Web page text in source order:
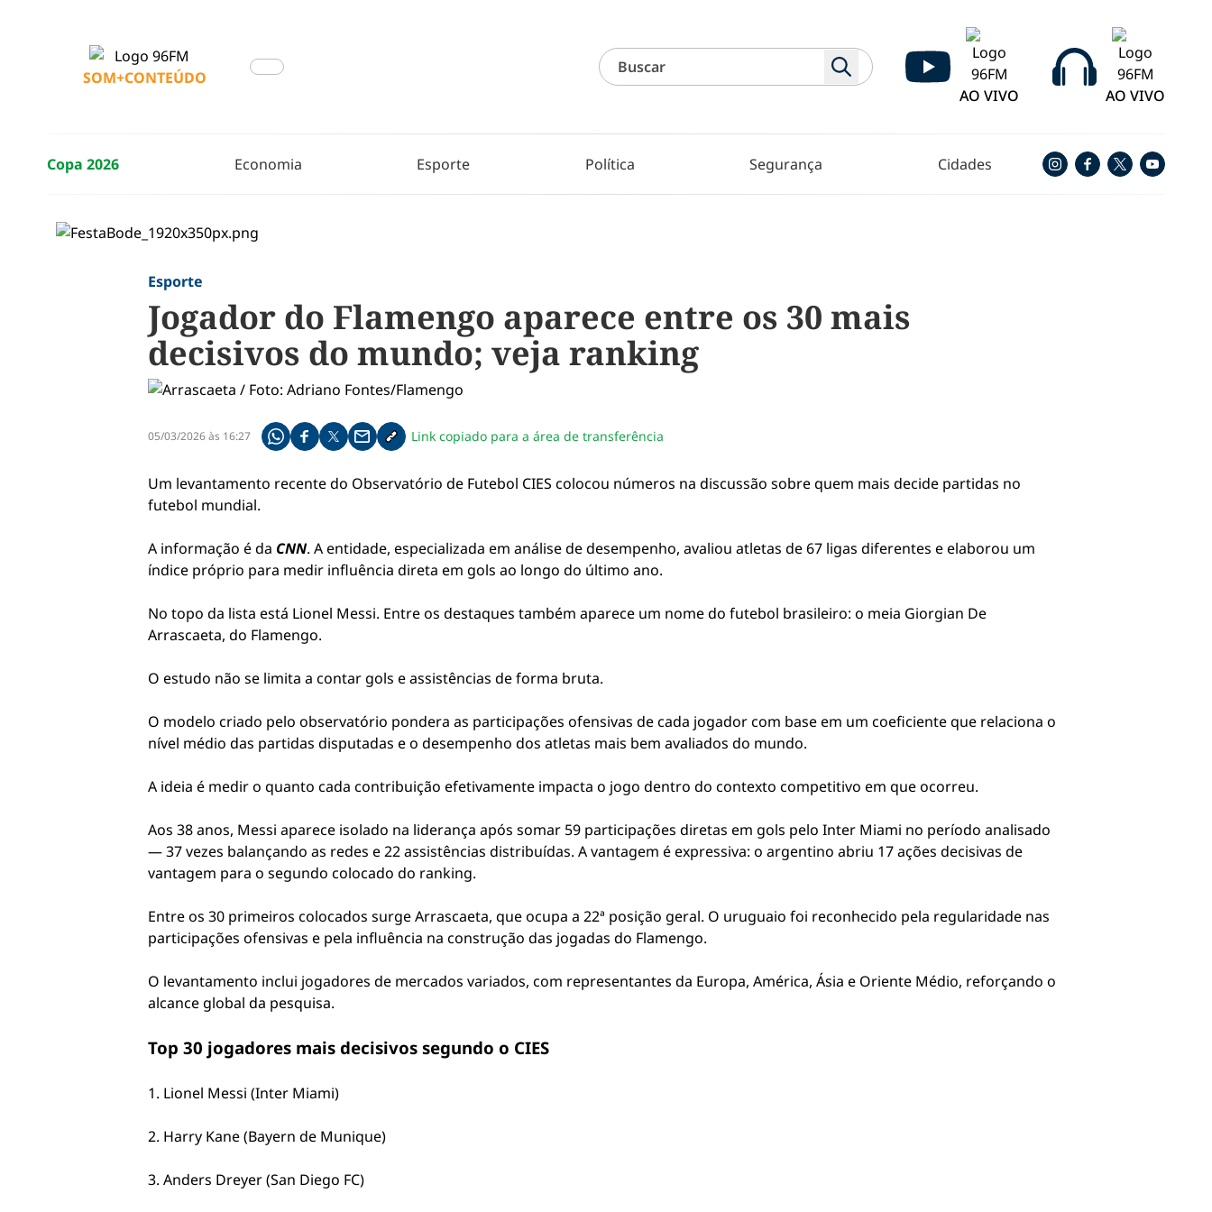
SOM+CONTEÚDO
AO VIVO
AO VIVO
Copa 2026 Economia Esporte Política Segurança Cidades
Esporte
Jogador do Flamengo aparece entre os 30 mais
decisivos do mundo; veja ranking
05/03/2026 às 16:27 Compartilhe pelo whatsapp
Compartilhar no facebook
Compartilhar no twitter
Compartilhe pelo email
Copiar link da notícia
Link copiado para a área de transferência
Um levantamento recente do Observatório de Futebol CIES colocou números na discussão sobre quem mais decide partidas no
futebol mundial.
A informação é da CNN. A entidade, especializada em análise de desempenho, avaliou atletas de 67 ligas diferentes e elaborou um
índice próprio para medir influência direta em gols ao longo do último ano.
No topo da lista está Lionel Messi. Entre os destaques também aparece um nome do futebol brasileiro: o meia Giorgian De
Arrascaeta, do Flamengo.
O estudo não se limita a contar gols e assistências de forma bruta.
O modelo criado pelo observatório pondera as participações ofensivas de cada jogador com base em um coeficiente que relaciona o
nível médio das partidas disputadas e o desempenho dos atletas mais bem avaliados do mundo.
A ideia é medir o quanto cada contribuição efetivamente impacta o jogo dentro do contexto competitivo em que ocorreu.
Aos 38 anos, Messi aparece isolado na liderança após somar 59 participações diretas em gols pelo Inter Miami no período analisado
— 37 vezes balançando as redes e 22 assistências distribuídas. A vantagem é expressiva: o argentino abriu 17 ações decisivas de
vantagem para o segundo colocado do ranking.
Entre os 30 primeiros colocados surge Arrascaeta, que ocupa a 22ª posição geral. O uruguaio foi reconhecido pela regularidade nas
participações ofensivas e pela influência na construção das jogadas do Flamengo.
O levantamento inclui jogadores de mercados variados, com representantes da Europa, América, Ásia e Oriente Médio, reforçando o
alcance global da pesquisa.
Top 30 jogadores mais decisivos segundo o CIES
1. Lionel Messi (Inter Miami)
2. Harry Kane (Bayern de Munique)
3. Anders Dreyer (San Diego FC)